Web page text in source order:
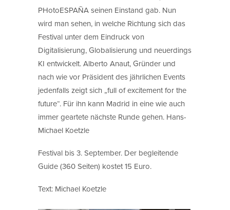
PHotoESPAÑA seinen Einstand gab. Nun
wird man sehen, in welche Richtung sich das
Festival unter dem Eindruck von
Digitalisierung, Globalisierung und neuerdings
KI entwickelt. Alberto Anaut, Gründer und
nach wie vor Präsident des jährlichen Events
jedenfalls zeigt sich „full of excitement for the
future“. Für ihn kann Madrid in eine wie auch
immer geartete nächste Runde gehen. Hans-
Michael Koetzle
Festival bis 3. September. Der begleitende
Guide (360 Seiten) kostet 15 Euro.
Text: Michael Koetzle